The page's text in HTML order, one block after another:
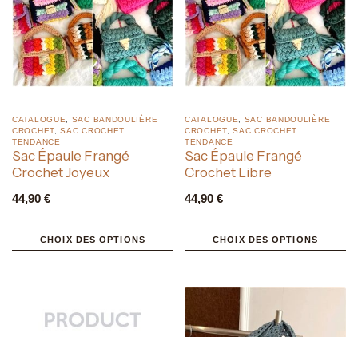
CATALOGUE
SAC BANDOULIÈRE
CROCHET,SAC CROCHET
TENDANCE
Sac Épaule Frangé
Crochet Joyeux
44,90 €
CHOIX DES OPTIONS
CATALOGUE
SAC BANDOULIÈRE
CROCHET,SAC CROCHET
TENDANCE
Sac Épaule Frangé
Crochet Libre
44,90 €
CHOIX DES OPTIONS